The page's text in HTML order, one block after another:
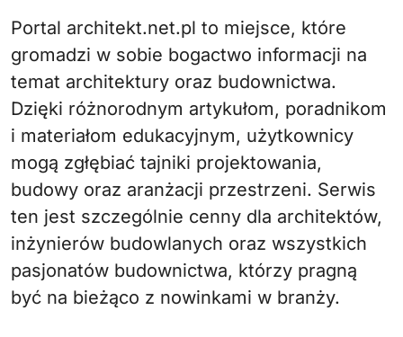
Portal architekt.net.pl to miejsce, które
gromadzi w sobie bogactwo informacji na
temat architektury oraz budownictwa.
Dzięki różnorodnym artykułom, poradnikom
i materiałom edukacyjnym, użytkownicy
mogą zgłębiać tajniki projektowania,
budowy oraz aranżacji przestrzeni. Serwis
ten jest szczególnie cenny dla architektów,
inżynierów budowlanych oraz wszystkich
pasjonatów budownictwa, którzy pragną
być na bieżąco z nowinkami w branży.